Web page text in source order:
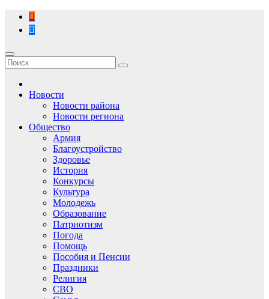
Перейти
содержимому
Новости
Новости района
Новости региона
Общество
Армия
Благоустройство
Здоровье
История
Конкурсы
Культура
Молодежь
Образование
Патриотизм
Погода
Помощь
Пособия и Пенсии
Праздники
Религия
СВО